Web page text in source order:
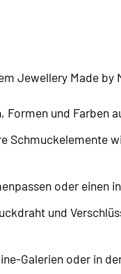
Jewellery Made by
Formen und Farben
Schmuckelemente
oder einen
und
Galerien oder in